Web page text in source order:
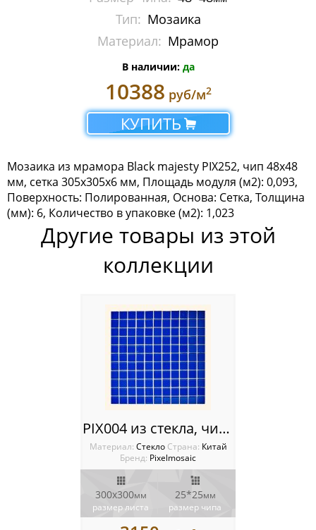
Мозаика Rose Mosaic
Мозаика Sekitei
Мозаика Starmosaic
Мозаика Tonomosaic
Мозаика Опера Декора
Россия
Тип: Мозаика
Материал: Мрамор
В наличии: да
10388 руб/м2
КУПИТЬ
Мозаика из мрамора Black majesty PIX252, чип 48x48
мм, сетка 305х305x6 мм, Площадь модуля (м2): 0,093,
Поверхность: Полированная, Основа: Сетка, Толщина
(мм): 6, Количество в упаковке (м2): 1,023
Другие товары из этой
коллекции
PIX004 из стекла, чип 25х25 мм, сетка 300х300х4 мм
Материал: Стекло Cтрана: Китай
Бренд: Pixelmosaic
300х300мм
размер листа
25*25мм
размер чипа